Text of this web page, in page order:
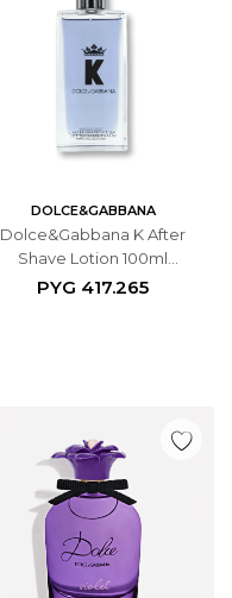
DOLCE&GABBANA
Dolce&Gabbana K After
Shave Lotion 100ml
Masculino
PYG 417.265